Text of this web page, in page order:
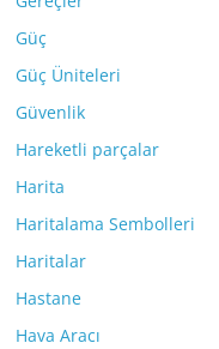
Güç
Güç Üniteleri
Güvenlik
Hareketli parçalar
Harita
Haritalama Sembolleri
Haritalar
Hastane
Hava Aracı